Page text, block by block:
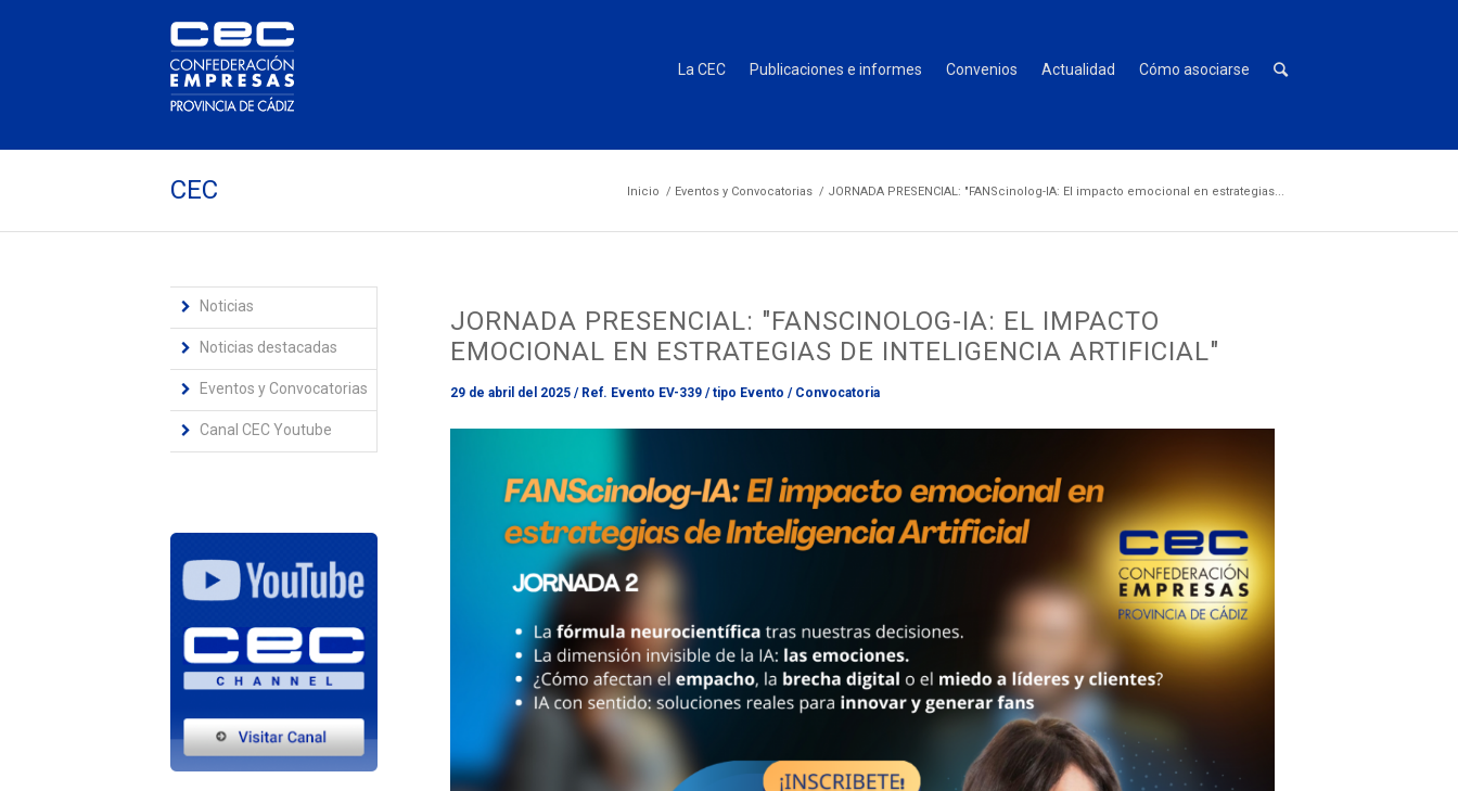
La CEC Publicaciones e informes Convenios Actualidad Cómo asociarse
CEC Inicio / Eventos y Convocatorias / JORNADA PRESENCIAL: "FANScinolog-IA: El impacto emocional en estrategias...
Noticias
Noticias destacadas
Eventos y Convocatorias
Canal CEC Youtube
JORNADA PRESENCIAL: "FANSCINOLOG-IA: EL IMPACTO
EMOCIONAL EN ESTRATEGIAS DE INTELIGENCIA ARTIFICIAL"
29 de abril del 2025 / Ref. Evento EV-339 /tipo Evento / Convocatoria